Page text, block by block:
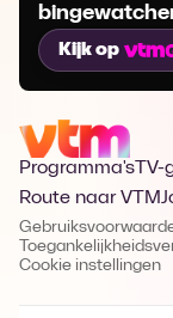
Kijk op
Programma's
Route naar VTM
Cookie instellingen